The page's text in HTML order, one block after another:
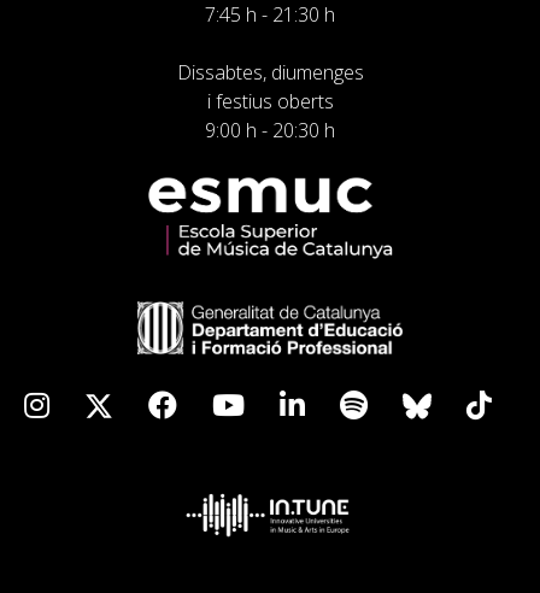
7:45 h - 21:30 h
Dissabtes, diumenges
i festius oberts
9:00 h - 20:30 h